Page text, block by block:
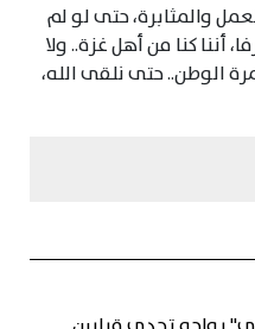
والمثابرة، حتى لو لم
أننا كنا من أهل غزة.. ولا
الوطن.. حتى نلقى الله،